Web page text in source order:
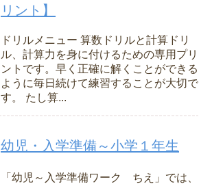
リント】
ドリルメニュー 算数ドリルと計算ドリ
ル、計算力を身に付けるための専用プリ
ントです。早く正確に解くことができる
ように毎日続けて練習することが大切で
す。 たし算...
幼児・入学準備～小学１年生
「幼児～入学準備ワーク ちえ」では、